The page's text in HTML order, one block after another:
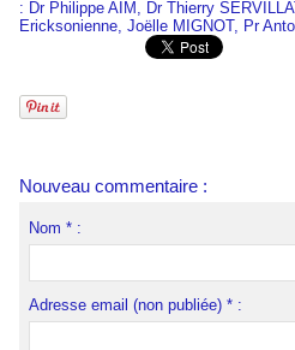
: Dr Philippe AIM , Dr Thierry
Ericksonienne, Joëlle MIGNOT, Pr
Nouveau commentaire :
Nom * :
Adresse email (non publiée) * :